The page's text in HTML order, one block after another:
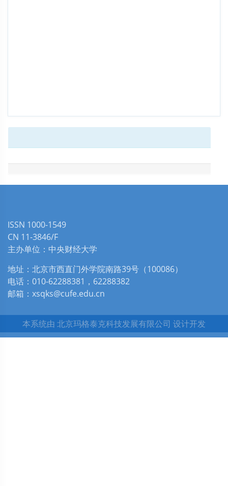
ISSN 1000-1549
CN 11-3846/F
主办单位：中央财经大学
地址：北京市西直门外学院南路39号（100086）
电话：010-62288381，62288382
邮箱：xsqks@cufe.edu.cn
本系统由 北京玛格泰克科技发展有限公司 设计开发